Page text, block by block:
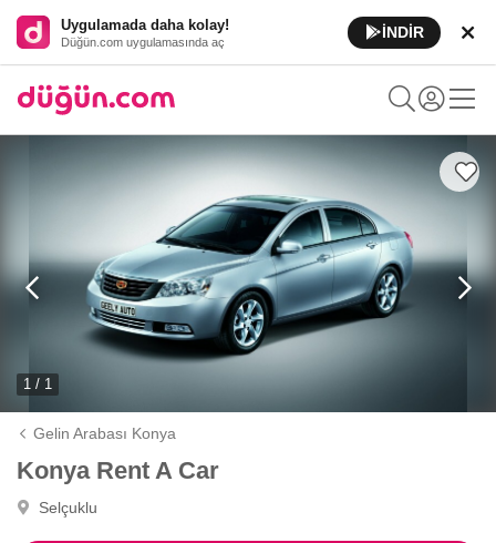
Uygulamada daha kolay!
Düğün.com uygulamasında aç
İNDİR
1 / 1
Gelin Arabası Konya
Konya Rent A Car
Selçuklu